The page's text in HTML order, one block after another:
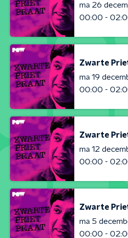
ma 26
00:00 -
Zwarte
ma 19
00:00 -
Zwarte
ma 12
00:00 -
Zwarte
ma 5
00:00 -